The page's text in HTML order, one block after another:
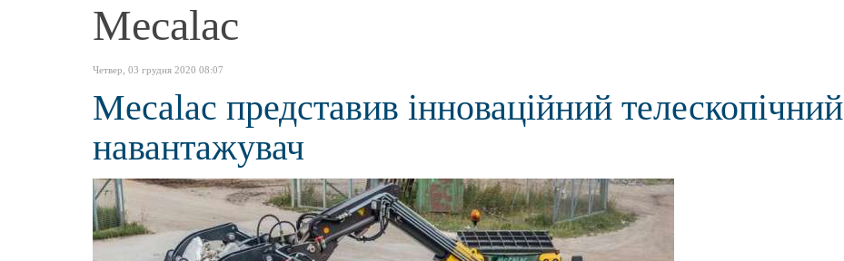
Mecalac
Четвер, 03 грудня 2020 08:07
Mecalac представив інноваційний телескопічний
навантажувач